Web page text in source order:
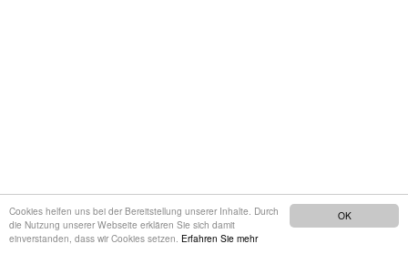
OK
Cookies helfen uns bei der Bereitstellung unserer Inhalte. Durch
die Nutzung unserer Webseite erklären Sie sich damit
einverstanden, dass wir Cookies setzen. Erfahren Sie mehr